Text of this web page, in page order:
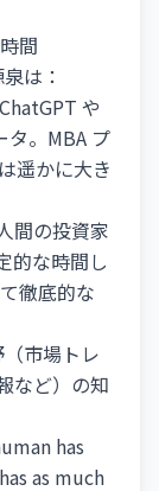
間
は：
ChatGPT や
。MBA プ
遥かに大き
間の投資家
的な時間し
徹底的な
市場トレ
など）の知
has
as much